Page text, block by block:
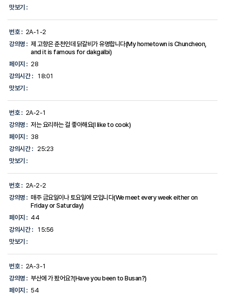
맛보기 :
번호 : 2A-1-2
강의명 : 제 고향은 춘천인데 닭갈비가 유명합니다(My hometown is Chuncheon,
and it is famous for dakgalbi)
페이지 : 28
강의시간 :
18:01
맛보기 :
번호 : 2A-2-1
강의명 : 저는 요리하는 걸 좋아해요(I like to cook)
페이지 : 38
강의시간 :
25:23
맛보기 :
번호 : 2A-2-2
강의명 : 매주 금요일이나 토요일에 모입니다(We meet every week either on
Friday or Saturday)
페이지 : 44
강의시간 :
15:56
맛보기 :
번호 : 2A-3-1
강의명 : 부산에 가 봤어요?(Have you been to Busan?)
페이지 : 54